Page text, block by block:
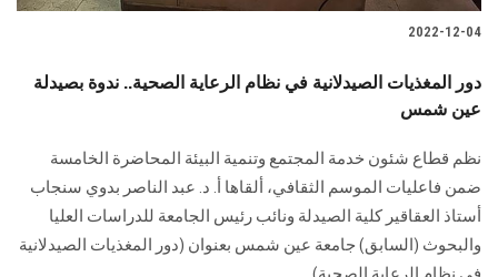
2022-12-04
دور المغذيات الصيدلانية في نظام الرعاية الصحية.. ندوة بصيدلة
عين شمس
نظم قطاع شئون خدمة المجتمع وتنمية البيئة المحاضرة الخامسة
ضمن فاعليات الموسم الثقافي، ألقاها أ. د. عبد الناصر بدوي سنجاب
أستاذ العقاقير كلية الصيدلة ونائب رئيس الجامعة للدراسات العليا
والبحوث (السابق) جامعة عين شمس بعنوان (دور المغذيات الصيدلانية